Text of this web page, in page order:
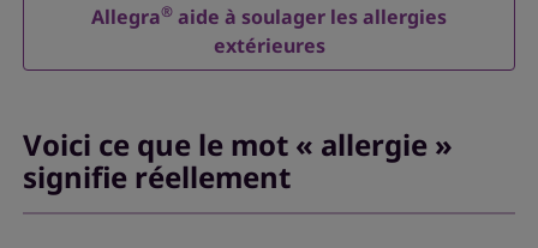
Allegra® aide à soulager les allergies
extérieures
Voici ce que le mot « allergie »
signifie réellement